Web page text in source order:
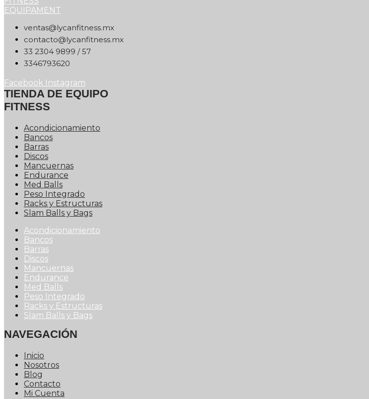
xm.ssentifnacyl@satnev
xm.ssentifnacyl@otcatnoc
75 / 9989 4032 33
0263976433
Facebook Instagram
TIENDA DE EQUIPO
FITNESS
Acondicionamiento
Bancos
Barras
Discos
Mancuernas
Endurance
Med Balls
Peso Integrado
Racks y Estructuras
Slam Balls y Bags
Acondicionamiento
Bancos
Barras
Discos
Mancuernas
Endurance
Med Balls
Peso Integrado
Racks y Estructuras
Slam Balls y Bags
NAVEGACIÓN
Inicio
Nosotros
Blog
Contacto
Mi Cuenta